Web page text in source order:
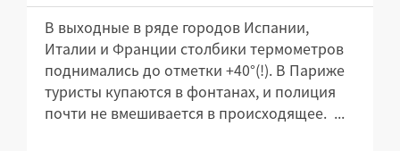
В выходные в ряде городов Испании,
Италии и Франции столбики термометров
поднимались до отметки +40°(!). В Париже
туристы купаются в фонтанах, и полиция
почти не вмешивается в происходящее. ...